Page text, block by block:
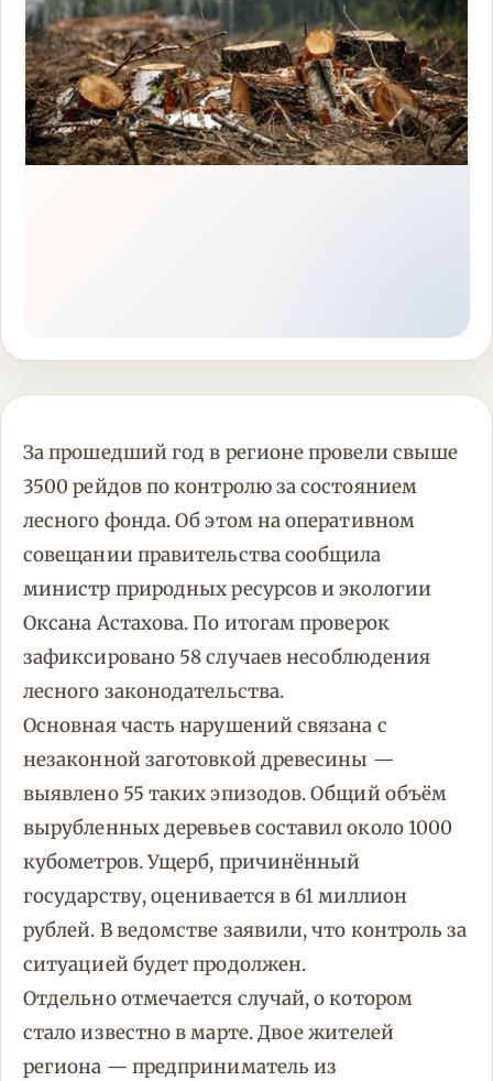
За прошедший год в регионе провели свыше
3500 рейдов по контролю за состоянием
лесного фонда. Об этом на оперативном
совещании правительства сообщила
министр природных ресурсов и экологии
Оксана Астахова. По итогам проверок
зафиксировано 58 случаев несоблюдения
лесного законодательства.
Основная часть нарушений связана с
незаконной заготовкой древесины —
выявлено 55 таких эпизодов. Общий объём
вырубленных деревьев составил около 1000
кубометров. Ущерб, причинённый
государству, оценивается в 61 миллион
рублей. В ведомстве заявили, что контроль за
ситуацией будет продолжен.
Отдельно отмечается случай, о котором
стало известно в марте. Двое жителей
региона — предприниматель из